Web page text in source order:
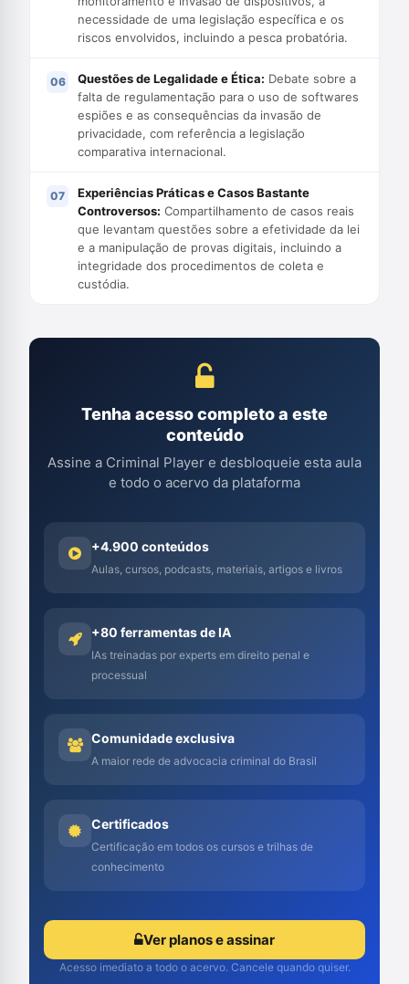
necessidade de uma legislação específica e os
riscos envolvidos, incluindo a pesca probatória.
Questões de Legalidade e Ética: Debate sobre a
falta de regulamentação para o uso de softwares
espiões e as consequências da invasão de
privacidade, com referência a legislação
comparativa internacional.
Experiências Práticas e Casos Bastante
Controversos: Compartilhamento de casos reais
que levantam questões sobre a efetividade da lei
e a manipulação de provas digitais, incluindo a
integridade dos procedimentos de coleta e
custódia.
Tenha acesso completo a este
conteúdo
Assine a Criminal Player e desbloqueie esta aula
e todo o acervo da plataforma
+4.900 conteúdos
Aulas, cursos, podcasts, materiais, artigos e livros
+80 ferramentas de IA
IAs treinadas por experts em direito penal e
processual
Comunidade exclusiva
A maior rede de advocacia criminal do Brasil
Certificados
Certificação em todos os cursos e trilhas de
conhecimento
Ver planos e assinar
Acesso imediato a todo o acervo. Cancele quando quiser.